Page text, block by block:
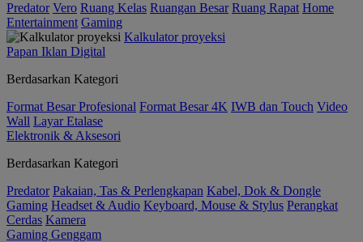
Predator Vero Ruang Kelas Ruangan Besar Ruang Rapat Home
Entertainment Gaming
Kalkulator proyeksi
Papan Iklan Digital
Berdasarkan Kategori
Format Besar Profesional Format Besar 4K IWB dan Touch Video
Wall Layar Etalase
Elektronik & Aksesori
Berdasarkan Kategori
Predator Pakaian, Tas & Perlengkapan Kabel, Dok & Dongle
Gaming Headset & Audio Keyboard, Mouse & Stylus Perangkat
Cerdas Kamera
Gaming Genggam